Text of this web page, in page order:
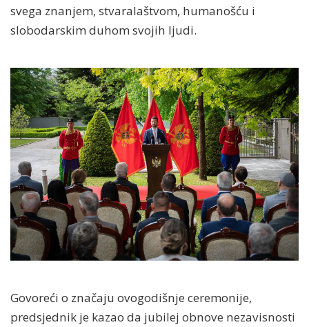
svega znanjem, stvaralaštvom, humanošću i
slobodarskim duhom svojih ljudi.
Govoreći o značaju ovogodišnje ceremonije,
predsjednik je kazao da jubilej obnove nezavisnosti